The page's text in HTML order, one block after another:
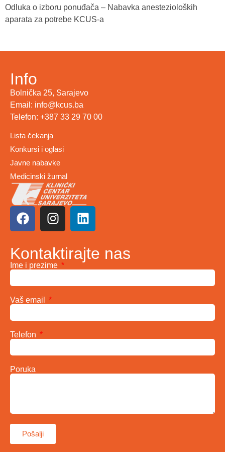
Odluka o izboru ponuđača – Nabavka anestezioloških
aparata za potrebe KCUS-a
Info
Bolnička 25, Sarajevo
Email: info@kcus.ba
Telefon: +387 33 29 70 00
Lista čekanja
Konkursi i oglasi
Javne nabavke
Medicinski žurnal
Kontaktirajte nas
Ime i prezime
Vaš email
Telefon
Poruka
Pošalji